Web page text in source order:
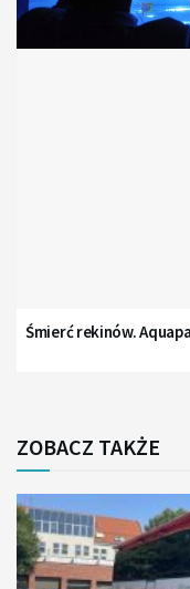
Śmierć rekinów.
ZOBACZ TAKŻE